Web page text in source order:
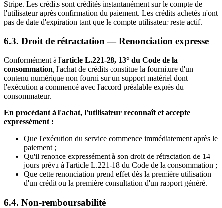
Stripe. Les crédits sont crédités instantanément sur le compte de
l'utilisateur après confirmation du paiement. Les crédits achetés n'ont
pas de date d'expiration tant que le compte utilisateur reste actif.
6.3. Droit de rétractation — Renonciation expresse
Conformément à l'article L.221-28, 13° du Code de la
consommation, l'achat de crédits constitue la fourniture d'un
contenu numérique non fourni sur un support matériel dont
l'exécution a commencé avec l'accord préalable exprès du
consommateur.
En procédant à l'achat, l'utilisateur reconnaît et accepte
expressément :
Que l'exécution du service commence immédiatement après le
paiement ;
Qu'il renonce expressément à son droit de rétractation de 14
jours prévu à l'article L.221-18 du Code de la consommation ;
Que cette renonciation prend effet dès la première utilisation
d'un crédit ou la première consultation d'un rapport généré.
6.4. Non-remboursabilité